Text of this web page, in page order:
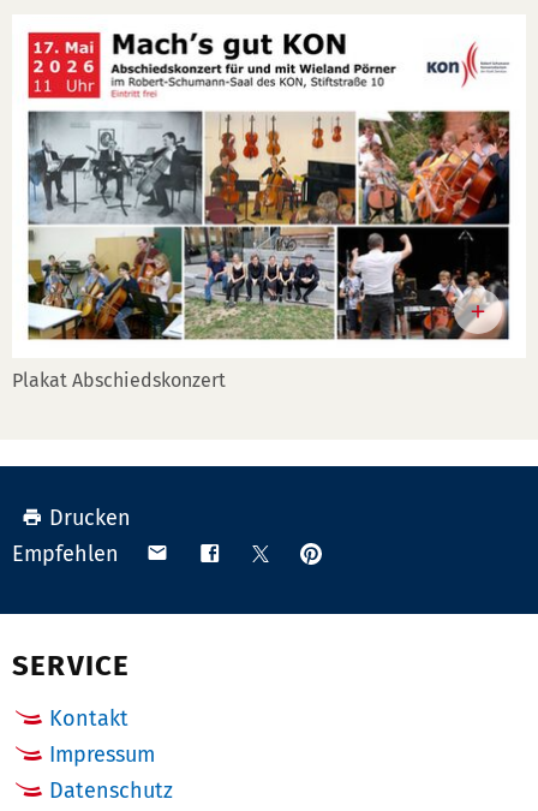
Plakat Abschiedskonzert
Drucken
Empfehlen
Teilen Teilen TeilenAnpinnen
auf
SERVICE
Kontakt
Impressum
Datenschutz